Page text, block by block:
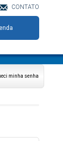
CONTATO
minha senha